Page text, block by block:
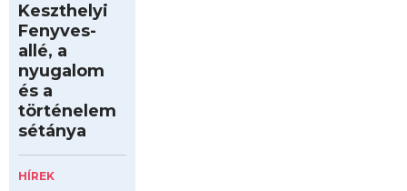
Keszthelyi
Fenyves-
allé, a
nyugalom
és a
történelem
sétánya
HÍREK